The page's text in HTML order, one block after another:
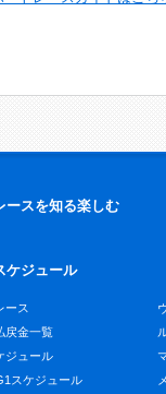
ースを知る楽しむ
ケジュール
ース
戻金一覧
ジュール
スケジュール